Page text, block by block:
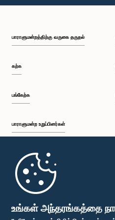
உங்கள் அந்தரங்கத்தை
பி.ப. 1:49 - பி.ப. 1:56
பி.ப. 2:05 - பி.ப. 2:29
பி.ப. 2:54 - பி.ப. 3:09
பாராளுமன்றத்திற்கு வருகை தருதல்
கற்க
பங்கேற்க
பாராளுமன்ற உறுப்பினர்கள்
முதற்பக்கம்
பாராளுமன்ற கையடக்க செயலி